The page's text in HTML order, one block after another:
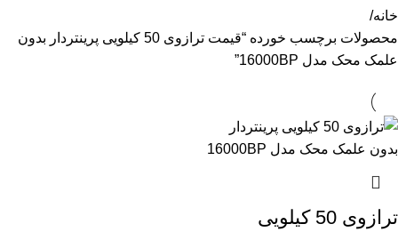
خانه
محصولات برچسب خورده “قیمت ترازوی 50 کیلویی پرینتردار بدون
علمک محک مدل 16000BP”
ترازوی 50 کیلویی